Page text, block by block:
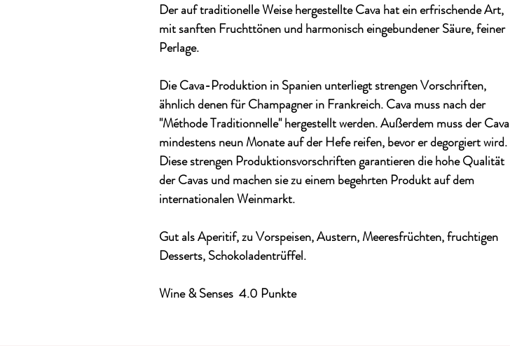
Der auf traditionelle Weise hergestellte Cava hat ein erfrischende Art,
mit sanften Fruchttönen und harmonisch eingebundener Säure, feiner
Perlage.
Die Cava-Produktion in Spanien unterliegt strengen Vorschriften,
ähnlich denen für Champagner in Frankreich. Cava muss nach der
"Méthode Traditionnelle" hergestellt werden. Außerdem muss der Cava
mindestens neun Monate auf der Hefe reifen, bevor er degorgiert wird.
Diese strengen Produktionsvorschriften garantieren die hohe Qualität
der Cavas und machen sie zu einem begehrten Produkt auf dem
internationalen Weinmarkt.
Gut als Aperitif, zu Vorspeisen, Austern, Meeresfrüchten, fruchtigen
Desserts, Schokoladentrüffel.
Wine & Senses 4.0 Punkte